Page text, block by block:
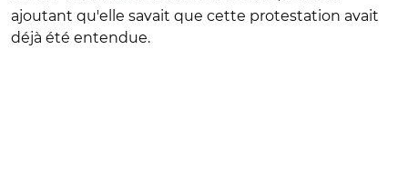
ajoutant qu'elle savait que cette protestation avait
déjà été entendue.